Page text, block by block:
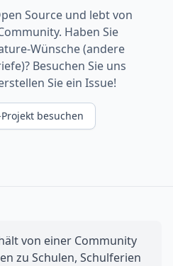
Source und lebt von
Haben Sie
Wünsche (andere
Besuchen Sie uns
Sie ein Issue!
besuchen
von einer Community
zu Schulen, Schulferien